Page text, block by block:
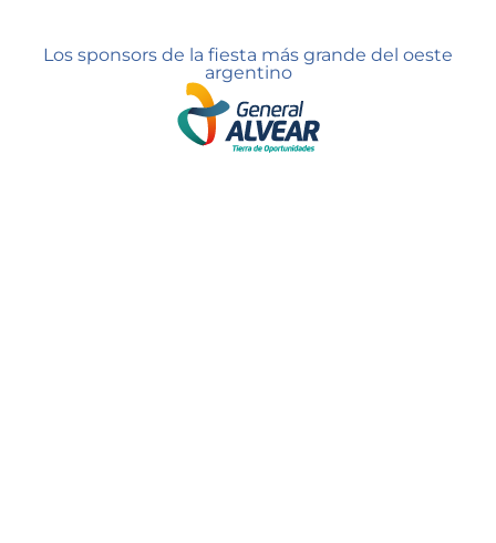
Los sponsors de la fiesta más grande del oeste
argentino